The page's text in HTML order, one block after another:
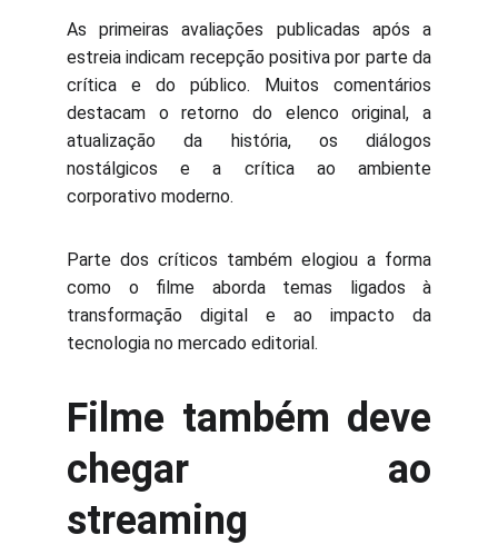
As primeiras avaliações publicadas após a
estreia indicam recepção positiva por parte da
crítica e do público. Muitos comentários
destacam o retorno do elenco original, a
atualização da história, os diálogos
nostálgicos e a crítica ao ambiente
corporativo moderno.
Parte dos críticos também elogiou a forma
como o filme aborda temas ligados à
transformação digital e ao impacto da
tecnologia no mercado editorial.
Filme também deve
chegar ao
streaming